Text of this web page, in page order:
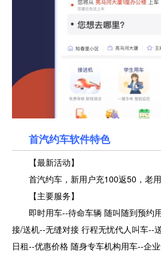
首汽约车软件特色
【最新活动】
首汽约车，新用户充100返50，老
【主要服务】
即时用车--待命车辆 随叫随到预约
接/送机--无缝对接 行程无忧代人叫车--
日租--优惠价格 随身专车机构用车--企